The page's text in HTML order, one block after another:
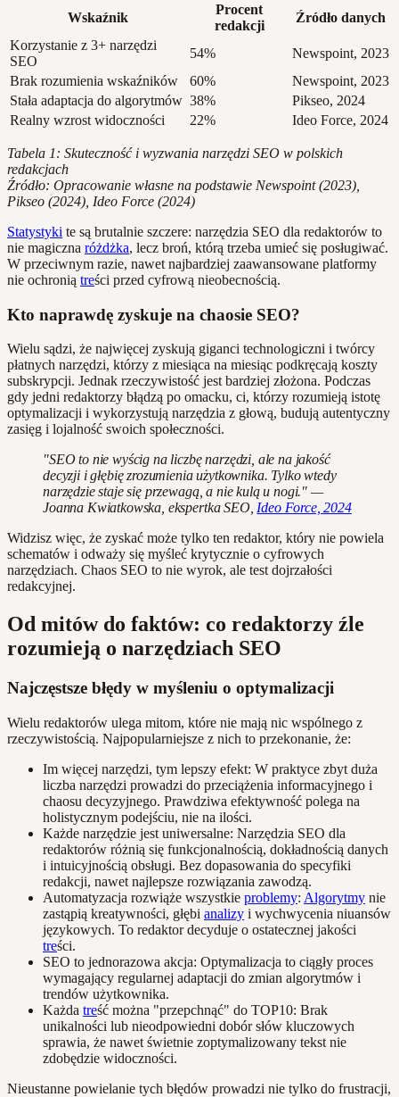
Wskaźnik
Procent
redakcji
Źródło danych
Korzystanie z 3+ narzędzi
SEO
54%
Newspoint, 2023
Brak rozumienia wskaźników
60%
Newspoint, 2023
Stała adaptacja do algorytmów 38%
Pikseo, 2024
Realny wzrost widoczności
22% Ideo Force, 2024
Tabela 1: Skuteczność i wyzwania narzędzi SEO w polskich
redakcjach
Źródło: Opracowanie własne na podstawie Newspoint (2023),
Pikseo (2024), Ideo Force (2024)
Statystyki te są brutalnie szczere: narzędzia SEO dla redaktorów to
nie magiczna różdżka, lecz broń, którą trzeba umieć się posługiwać.
W przeciwnym razie, nawet najbardziej zaawansowane platformy
nie ochronią treści przed cyfrową nieobecnością.
Kto naprawdę zyskuje na chaosie SEO?
Wielu sądzi, że najwięcej zyskują giganci technologiczni i twórcy
płatnych narzędzi, którzy z miesiąca na miesiąc podkręcają koszty
subskrypcji. Jednak rzeczywistość jest bardziej złożona. Podczas
gdy jedni redaktorzy błądzą po omacku, ci, którzy rozumieją istotę
optymalizacji i wykorzystują narzędzia z głową, budują autentyczny
zasięg i lojalność swoich społeczności.
"SEO to nie wyścig na liczbę narzędzi, ale na jakość
decyzji i głębię zrozumienia użytkownika. Tylko wtedy
narzędzie staje się przewagą, a nie kulą u nogi." —
Joanna Kwiatkowska, ekspertka SEO, Ideo Force, 2024
Widzisz więc, że zyskać może tylko ten redaktor, który nie powiela
schematów i odważy się myśleć krytycznie o cyfrowych
narzędziach. Chaos SEO to nie wyrok, ale test dojrzałości
redakcyjnej.
Od mitów do faktów: co redaktorzy źle
rozumieją o narzędziach SEO
Najczęstsze błędy w myśleniu o optymalizacji
Wielu redaktorów ulega mitom, które nie mają nic wspólnego z
rzeczywistością. Najpopularniejsze z nich to przekonanie, że:
Im więcej narzędzi, tym lepszy efekt: W praktyce zbyt duża
liczba narzędzi prowadzi do przeciążenia informacyjnego i
chaosu decyzyjnego. Prawdziwa efektywność polega na
holistycznym podejściu, nie na ilości.
Każde narzędzie jest uniwersalne: Narzędzia SEO dla
redaktorów różnią się funkcjonalnością, dokładnością danych
i intuicyjnością obsługi. Bez dopasowania do specyfiki
redakcji, nawet najlepsze rozwiązania zawodzą.
Automatyzacja rozwiąże wszystkie problemy: Algorytmy nie
zastąpią kreatywności, głębi analizy i wychwycenia niuansów
językowych. To redaktor decyduje o ostatecznej jakości
treści.
SEO to jednorazowa akcja: Optymalizacja to ciągły proces
wymagający regularnej adaptacji do zmian algorytmów i
trendów użytkownika.
Każda treść można "przepchnąć" do TOP10: Brak
unikalności lub nieodpowiedni dobór słów kluczowych
sprawia, że nawet świetnie zoptymalizowany tekst nie
zdobędzie widoczności.
Nieustanne powielanie tych błędów prowadzi nie tylko do frustracji,